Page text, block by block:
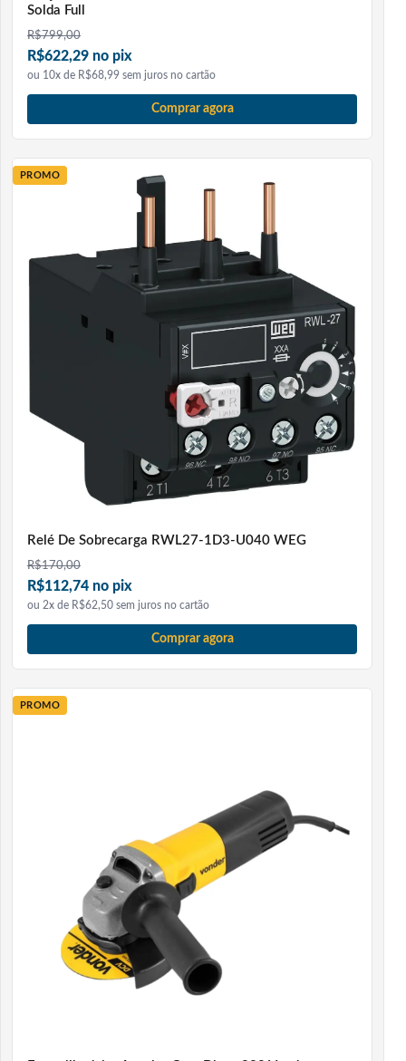
Solda Full
R$799,00
R$622,29 no pix
ou 10x de R$68,99 sem juros no cartão
Comprar agora
PROMO
Relé De Sobrecarga RWL27-1D3-U040 WEG
R$170,00
R$112,74 no pix
ou 2x de R$62,50 sem juros no cartão
Comprar agora
PROMO